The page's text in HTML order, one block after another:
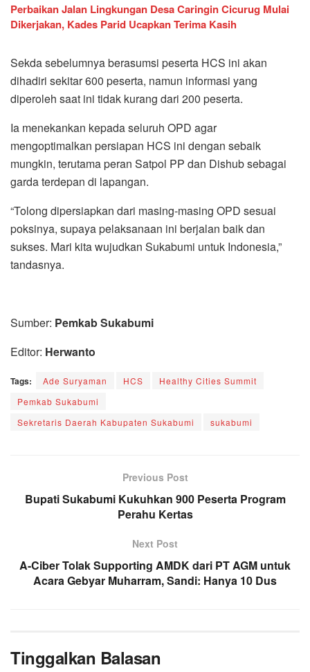
Perbaikan Jalan Lingkungan Desa Caringin Cicurug Mulai
Dikerjakan, Kades Parid Ucapkan Terima Kasih
Sekda sebelumnya berasumsi peserta HCS ini akan
dihadiri sekitar 600 peserta, namun informasi yang
diperoleh saat ini tidak kurang dari 200 peserta.
Ia menekankan kepada seluruh OPD agar
mengoptimalkan persiapan HCS ini dengan sebaik
mungkin, terutama peran Satpol PP dan Dishub sebagai
garda terdepan di lapangan.
“Tolong dipersiapkan dari masing-masing OPD sesuai
poksinya, supaya pelaksanaan ini berjalan baik dan
sukses. Mari kita wujudkan Sukabumi untuk Indonesia,”
tandasnya.
Sumber: Pemkab Sukabumi
Editor: Herwanto
Tags: Ade Suryaman HCS
Healthy Cities Summit
Pemkab Sukabumi
Sekretaris Daerah Kabupaten Sukabumi
sukabumi
Previous Post
Bupati Sukabumi Kukuhkan 900 Peserta Program
Perahu Kertas
Next Post
A-Ciber Tolak Supporting AMDK dari PT AGM untuk
Acara Gebyar Muharram, Sandi: Hanya 10 Dus
Tinggalkan Balasan